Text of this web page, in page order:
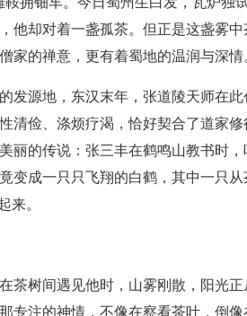
却对着一盏孤茶。但正是这盏雾
家的禅意，更有着蜀地的温润与深情
发源地，东汉末年，张道陵天师在
清俭、涤烦疗渴，恰好契合了道家
丽的传说：张三丰在鹤鸣山教书时
成一只只飞翔的白鹤，其中一只
来。
茶树间遇见他时，山雾刚散，阳光
注的神情，不像在察看茶叶，倒